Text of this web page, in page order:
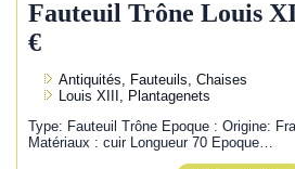
Fauteuil Trône Louis
€
Antiquités, Fauteuils, Chaises
Louis XIII, Plantagenets
Type: Fauteuil Trône Epoque : Origine:
Matériaux : cuir Longueur 70 Epoque…